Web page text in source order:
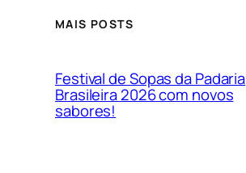
MAIS POSTS
Festival de Sopas da Padaria
Brasileira 2026 com novos
sabores!